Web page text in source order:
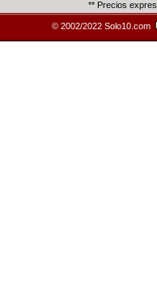
** Precios
© 2002/2022 Solo10.com